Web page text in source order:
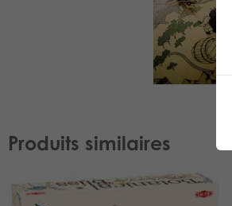
Produits similaires